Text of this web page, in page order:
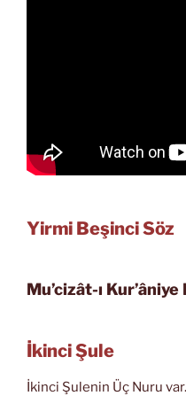
Yirmi Beşinci Söz
Mu’cizât-ı
İkinci Şule
İkinci Şulenin Üç Nuru var.